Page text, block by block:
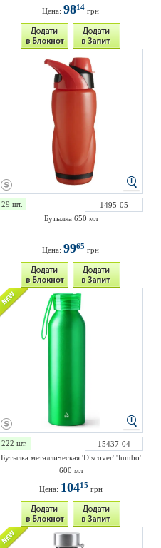
Цена: 9814 грн
29 шт.
1495-05
Бутылка 650 мл
Цена: 9965 грн
222 шт.
15437-04
Бутылка металлическая 'Discover' 'Jumbo'
600 мл
Цена: 10415 грн